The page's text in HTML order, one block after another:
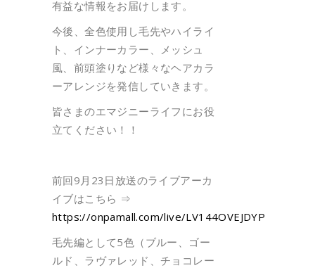
有益な情報をお届けします。
今後、全色使用し毛先やハイライ
ト、インナーカラー、メッシュ
風、前頭塗りなど様々なヘアカラ
ーアレンジを発信していきます。
皆さまのエマジニーライフにお役
立てください！！
前回9月23日放送のライブアーカ
イブはこちら ⇒
https://onpamall.com/live/LV144OVEJDYP
毛先編として5色（ブルー、ゴー
ルド、ラヴァレッド、チョコレー